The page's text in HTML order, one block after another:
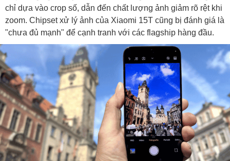
chỉ dựa vào crop số, dẫn đến chất lượng ảnh giảm rõ rệt khi
zoom. Chipset xử lý ảnh của Xiaomi 15T cũng bị đánh giá là
"chưa đủ mạnh" để cạnh tranh với các flagship hàng đầu.